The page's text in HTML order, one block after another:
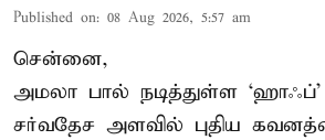
Published on: 08 Aug 2026, 5:57 am
சென்னை,
அமலா பால் நடித்துள்ள
சர்வதேச அளவில் புதிய